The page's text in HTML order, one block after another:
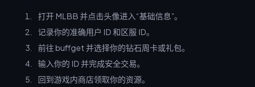
打开 MLBB 并点击头像进入“基础信息”。
记录你的准确用户 ID 和区服 ID。
前往 buffget 并选择你的钻石周卡或礼包。
输入你的 ID 并完成安全交易。
回到游戏内商店领取你的资源。